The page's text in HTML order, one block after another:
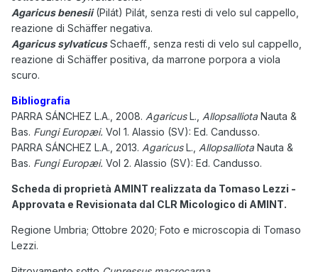
Agaricus benesii(Pilát) Pilát, senza resti di velo sul cappello,
reazione di Schäffer negativa.
Agaricus sylvaticusSchaeff., senza resti di velo sul cappello,
reazione di Schäffer positiva, da marrone porpora a viola
scuro.
Bibliografia
PARRA SÁNCHEZ L.A., 2008. Agaricus L., Allopsalliota Nauta &
Bas. Fungi Europæi. Vol 1. Alassio (SV): Ed. Candusso.
PARRA SÁNCHEZ L.A., 2013. Agaricus L., Allopsalliota Nauta &
Bas. Fungi Europæi. Vol 2. Alassio (SV): Ed. Candusso.
Scheda di proprietà AMINT realizzata da Tomaso Lezzi -
Approvata e Revisionata dal CLR Micologico di AMINT.
Regione Umbria; Ottobre 2020; Foto e microscopia di Tomaso
Lezzi.